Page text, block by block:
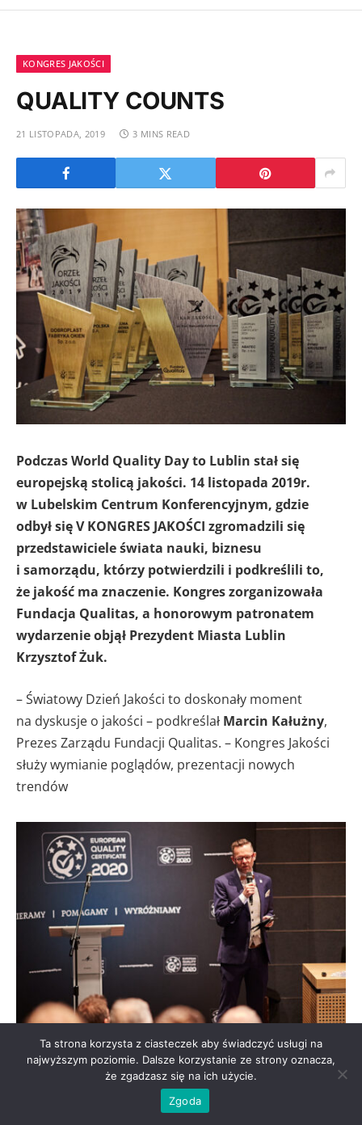
KONGRES JAKOŚCI
QUALITY COUNTS
21 LISTOPADA, 2019 3 MINS READ
Podczas World Quality Day to Lublin stał się
europejską stolicą jakości. 14 listopada 2019r.
w Lubelskim Centrum Konferencyjnym, gdzie
odbył się V KONGRES JAKOŚCI zgromadzili się
przedstawiciele świata nauki, biznesu
i samorządu, którzy potwierdzili i podkreślili to,
że jakość ma znaczenie. Kongres zorganizowała
Fundacja Qualitas, a honorowym patronatem
wydarzenie objął Prezydent Miasta Lublin
Krzysztof Żuk.
– Światowy Dzień Jakości to doskonały moment
na dyskusje o jakości – podkreślał Marcin Kałużny,
Prezes Zarządu Fundacji Qualitas. – Kongres Jakości
służy wymianie poglądów, prezentacji nowych
trendów
oraz pozwala na wgląd w procesy jakościowe
zachodzące w firmach. Spotkaliśmy się w Lublinie
Ta strona korzysta z ciasteczek aby świadczyć usługi na
najwyższym poziomie. Dalsze korzystanie ze strony oznacza,
że zgadzasz się na ich użycie.
Zgoda